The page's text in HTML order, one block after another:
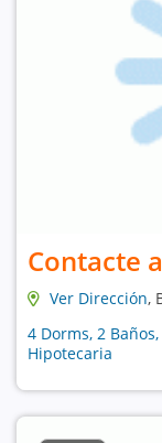
Contacte
Ver Dirección,
4 Dorms, 2
Hipotecaria